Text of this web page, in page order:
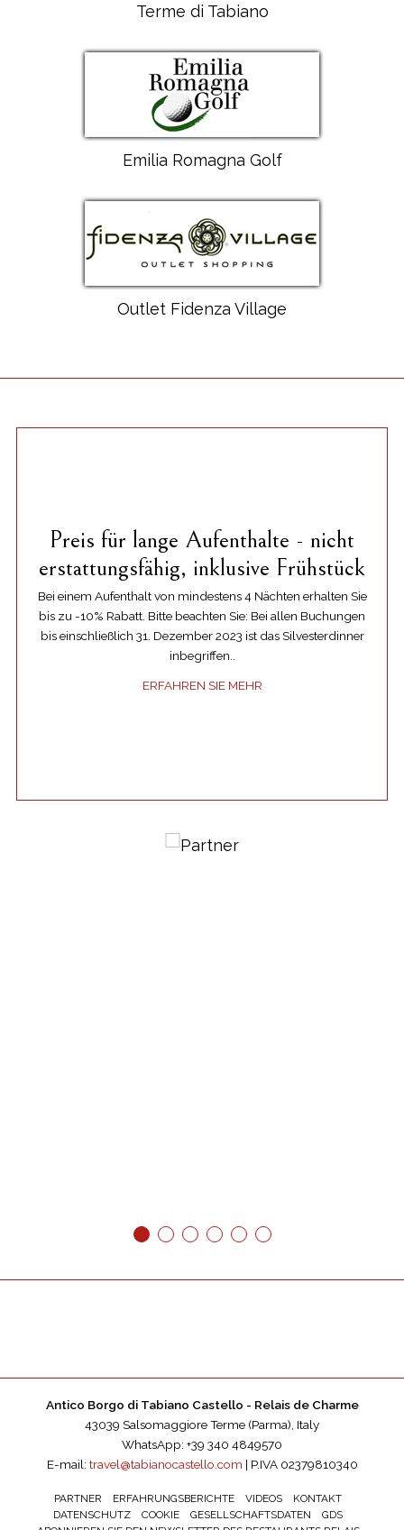
Terme di Tabiano
Emilia Romagna Golf
Outlet Fidenza Village
Preis für lange Aufenthalte - nicht
erstattungsfähig, inklusive Frühstück
Bei einem Aufenthalt von mindestens 4 Nächten erhalten Sie
bis zu -10% Rabatt. Bitte beachten Sie: Bei allen Buchungen
bis einschließlich 31. Dezember 2023 ist das Silvesterdinner
inbegriffen..
ERFAHREN SIE MEHR
Antico Borgo di Tabiano Castello - Relais de Charme
43039 Salsomaggiore Terme (Parma), Italy
WhatsApp: +39 340 4849570
E-mail: travel@tabianocastello.com | P.IVA 02379810340
PARTNER ERFAHRUNGSBERICHTE VIDEOS
KONTAKT
DATENSCHUTZ
COOKIE GESELLSCHAFTSDATEN
GDS